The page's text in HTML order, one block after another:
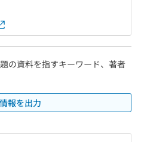
の資料を指すキーワード、著者
報を出力